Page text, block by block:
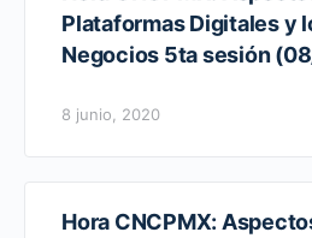
Plataformas Digitales y
Negocios 5ta sesión
8 junio, 2020
Hora CNCPMX: